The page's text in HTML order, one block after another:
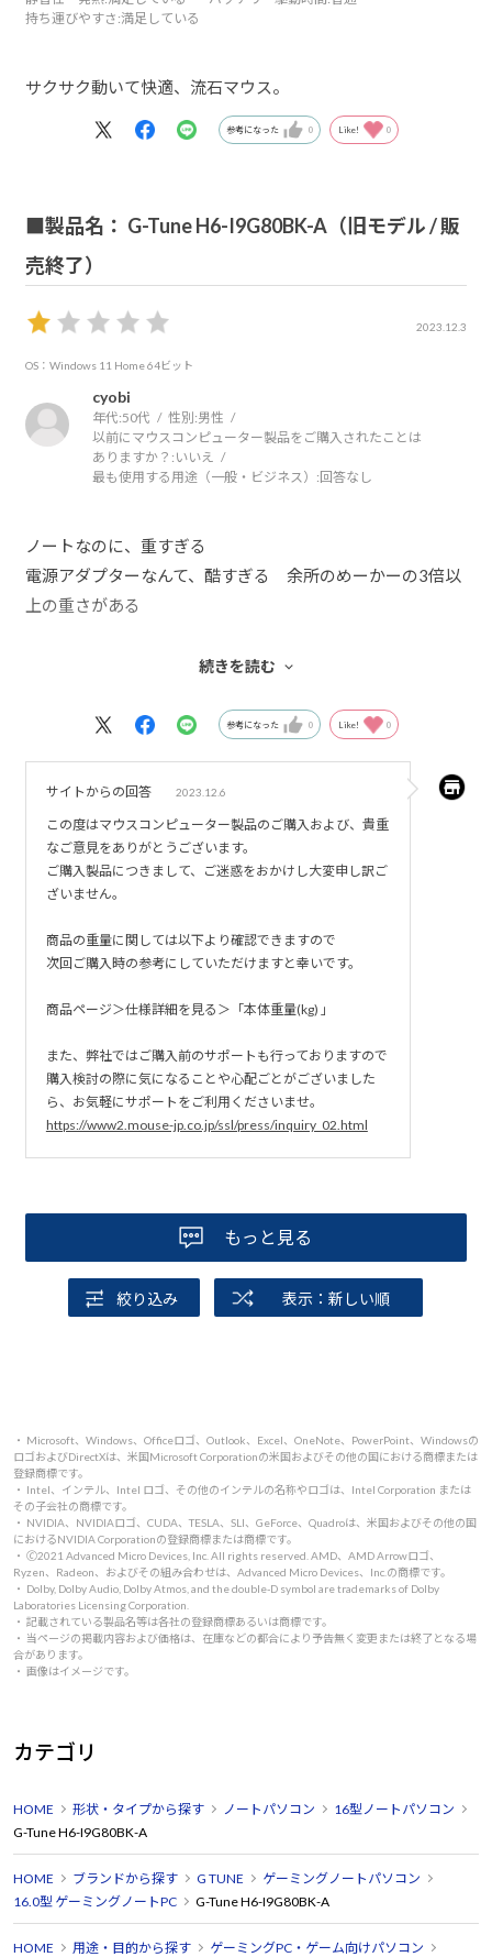
持ち運びやすさ :満足している
サクサク動いて快適、流石マウス。
参考になった 0 Like! 0
■製品名： G-Tune H6-I9G80BK-A（旧モデル / 販
売終了）
2023.12.3
OS：Windows 11 Home 64ビット
cyobi
年代:50代 性別:男性
以前にマウスコンピューター製品をご購入されたことは
ありますか？: いいえ
最も使用する用途（一般・ビジネス）: 回答なし
ノートなのに、重すぎる
電源アダプターなんて、酷すぎる 余所のめーかーの3倍以
上の重さがある
これでは、女性の持ち運び、ノートパソコンとして買った
箱受け取った時から愕然としました。
続きを読む
参考になった 0 Like! 0
サイトからの回答 2023.12.6
この度はマウスコンピューター製品のご購入および、貴重
なご意見をありがとうございます。
ご購入製品につきまして、ご迷惑をおかけし大変申し訳ご
ざいません。
商品の重量に関しては以下より確認できますので
次回ご購入時の参考にしていただけますと幸いです。
商品ページ＞仕様詳細を見る＞「本体重量(kg) 」
また、弊社ではご購入前のサポートも行っておりますので
購入検討の際に気になることや心配ごとがございました
ら、お気軽にサポートをご利用くださいませ。
https://www2.mouse-jp.co.jp/ssl/press/inquiry_02.html
もっと見る
絞り込み 表示：新しい順
・ Microsoft、Windows、Officeロゴ、Outlook、Excel、OneNote、PowerPoint、Windowsの
ロゴおよびDirectXは、米国Microsoft Corporationの米国およびその他の国における商標または
登録商標です。
・ Intel、インテル、Intel ロゴ、その他のインテルの名称やロゴは、Intel Corporation または
その子会社の商標です。
・ NVIDIA、NVIDIAロゴ、CUDA、TESLA、SLI、GeForce、Quadroは、米国およびその他の国
におけるNVIDIA Corporationの登録商標または商標です。
・ 🄫2021 Advanced Micro Devices, Inc. All rights reserved. AMD、AMD Arrowロゴ、
Ryzen、Radeon、およびその組み合わせは、Advanced Micro Devices、Inc.の商標です。
・ Dolby, Dolby Audio, Dolby Atmos, and the double-D symbol are trademarks of Dolby
Laboratories Licensing Corporation.
・ 記載されている製品名等は各社の登録商標あるいは商標です。
・ 当ページの掲載内容および価格は、在庫などの都合により予告無く変更または終了となる場
合があります。
・ 画像はイメージです。
カテゴリ
HOME 形状・タイプから探す ノートパソコン
16型ノートパソコン
G-Tune H6-I9G80BK-A
HOME ブランドから探す G TUNE
ゲーミングノートパソコン
16.0型 ゲーミングノートPC
G-Tune H6-I9G80BK-A
HOME 用途・目的から探す
ゲーミングPC・ゲーム向けパソコン